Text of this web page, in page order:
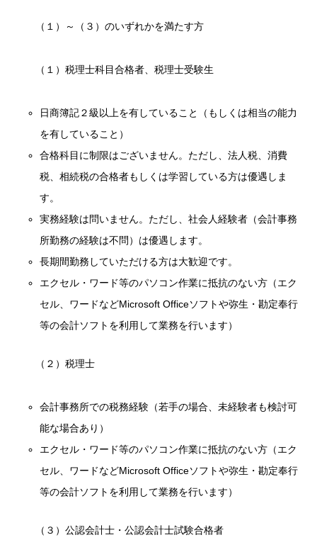
（１）～（３）のいずれかを満たす方
（１）税理士科目合格者、税理士受験生
日商簿記２級以上を有していること（もしくは相当の能力
を有していること）
合格科目に制限はございません。ただし、法人税、消費
税、相続税の合格者もしくは学習している方は優遇しま
す。
実務経験は問いません。ただし、社会人経験者（会計事務
所勤務の経験は不問）は優遇します。
長期間勤務していただける方は大歓迎です。
エクセル・ワード等のパソコン作業に抵抗のない方（エク
セル、ワードなどMicrosoft Officeソフトや弥生・勘定奉行
等の会計ソフトを利用して業務を行います）
（２）税理士
会計事務所での税務経験（若手の場合、未経験者も検討可
能な場合あり）
エクセル・ワード等のパソコン作業に抵抗のない方（エク
セル、ワードなどMicrosoft Officeソフトや弥生・勘定奉行
等の会計ソフトを利用して業務を行います）
（３）公認会計士・公認会計士試験合格者